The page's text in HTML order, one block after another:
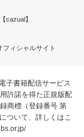
cazual】
フィシャルサイト
子書籍配信サービス
許諾を得た正規版配
商標（登録番号 第
ついて、詳しくはこ